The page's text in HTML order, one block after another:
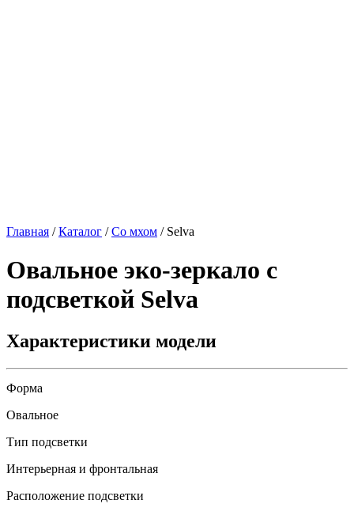
Главная /Каталог /Со мхом / Selva
Овальное эко-зеркало с
подсветкой Selva
Характеристики модели
Форма
Овальное
Тип подсветки
Интерьерная и фронтальная
Расположение подсветки